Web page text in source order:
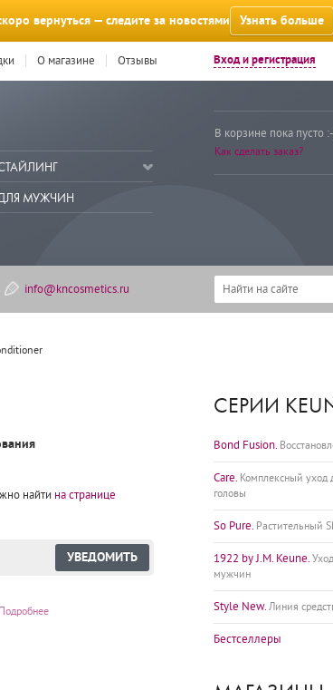
вернуться — следите за новостями Узнать больше
Вход и регистрация
О магазине Отзывы
МУЖЧИН
В корзине пока пусто
Как сделать заказ?
info@kncosmetics.ru
найти на странице
УВЕДОМИТЬ
Подробнее
СЕРИИ
Bond Fusion.
Care. Комплексный уход
головы
So Pure. Растительный
1922 by J.M. Keune.
мужчин
Style New. Линия
Бестселлеры